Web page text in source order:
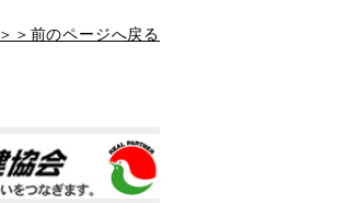
＞＞前のページへ戻る